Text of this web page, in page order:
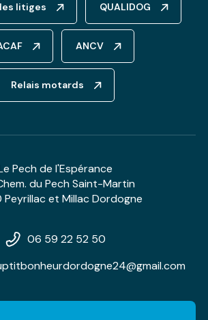
litiges QUALIDOG
ANCV
Relais motards
Pech de l'Espérance
du Pech Saint-Martin
et Millac Dordogne
06 59 22 52 50